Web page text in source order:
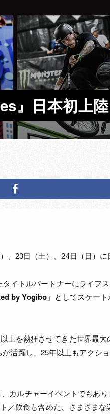
』日本初上陸
、23日（土）、24日（日）に
イトルパートナーにライフ
by Yogibo」 としてスケー
を熱狂させてきた世界最
活躍し、25年以上もアクシ
カルチャーイベントでもあ
飲食も含めた、さまざま